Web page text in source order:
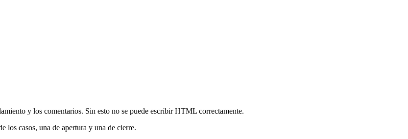
y los comentarios. Sin esto no se puede escribir HTML correctamente.
los casos, una de apertura y una de cierre.